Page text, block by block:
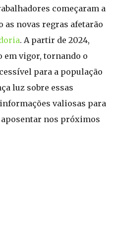
começaram a
as novas regras afetarão
. A partir de 2024,
em vigor, tornando o
para a população
luz sobre essas
valiosas para
nos próximos